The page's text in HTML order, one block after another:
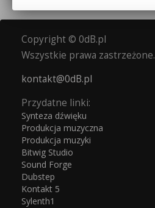
Copyright © 0dB.pl
Wszystkie prawa zastrzeżone.
kontakt@0dB.pl
Przydatne linki:
Synteza dźwięku
Produkcja muzyczna
Produkcja muzyki
Bitwig Studio
Sound Forge
Dubstep
Kontakt 5
Sylenth1